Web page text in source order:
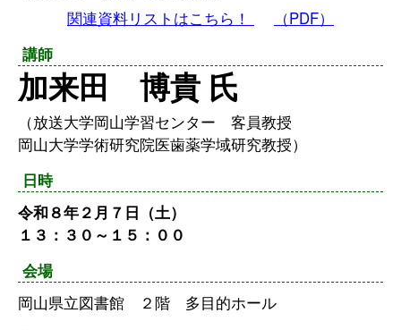
関連資料リストはこちら！
（PDF）
講師
加来田 博貴 氏
（放送大学岡山学習センター 客員教授
岡山大学学術研究院医歯薬学域研究教授）
日時
令和８年２月７日（土）
１３：３０～１５：００
会場
岡山県立図書館 ２階 多目的ホール